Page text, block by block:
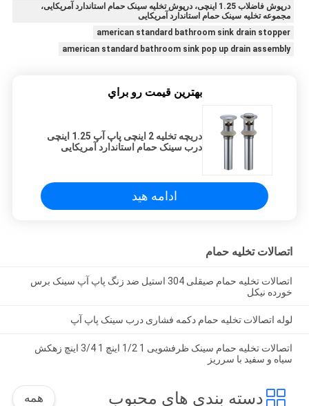
درپوش فاضلاب 1.25 اینچی، درپوش تخلیه سینک حمام استاندارد آمریکایی،
مجموعه تخلیه سینک حمام استاندارد آمریکایی
american standard bathroom sink drain stopper
american standard bathroom sink pop up drain assembly
بهترين قيمت رو براي
دریچه تخلیه 2 اینچی پاپ آپ 1.25 اینچی
درب سینک حمام استاندارد آمریکایی
ادامه هید
اتصالات تخلیه حمام
اتصالات تخلیه حمام صیقلی 304 استیل ضد زنگ پاپ آپ سینک برس
خورده نیکل
لوله اتصالات تخلیه حمام دکمه فشاری درب سینک پاپ آپ
اتصالات تخلیه حمام سینک ظرفشویی 1 1/2 اینچ 1 3/4 اینچ زهکش
سیاه و سفید با سرریز
دسته بندی های محبوب همه